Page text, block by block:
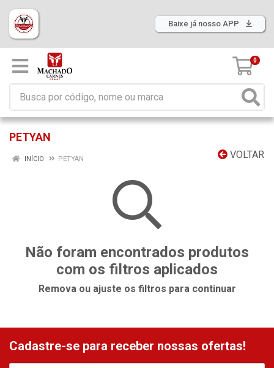
Baixe já nosso APP
0
PETYAN
VOLTAR
INÍCIO PETYAN
Não foram encontrados produtos
com os filtros aplicados
Remova ou ajuste os filtros para continuar
Cadastre-se para receber nossas ofertas!